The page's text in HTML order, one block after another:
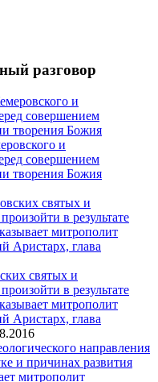
разговор
и
совершением
творения Божия
святых и
в результате
митрополит
Аристарх, глава